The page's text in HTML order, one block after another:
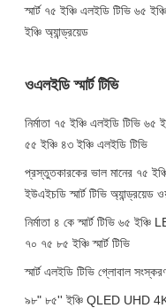
স্মার্ট ৭৫ ইঞ্চি এলইডি টিভি ৬৫
ইঞ্চি অ্যান্ড্রয়েড
ওএলইডি স্মার্ট টিভি
নির্মাতা ৭৫ ইঞ্চি এলইডি টিভি ৬৫
৫৫ ইঞ্চি ৪৩ ইঞ্চি এলইডি টিভি
প্রস্তুতকারকের ভাল মানের ৭৫
ইউএইচডি স্মার্ট টিভি অ্যান্ড্রয়েড
নির্মাতা ৪ কে স্মার্ট টিভি ৬৫
৭০ ৭৫ ৮৫ ইঞ্চি স্মার্ট টিভি
স্মার্ট এলইডি টিভি গ্লোবাল
৯৮" ৮৫'' ইঞ্চি QLED UHD 4K